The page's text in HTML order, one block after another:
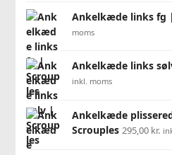
Ankelkæde links fg
moms
Ankelkæde links
inkl. moms
Ankelkæde
Scrouples 295,00 kr.